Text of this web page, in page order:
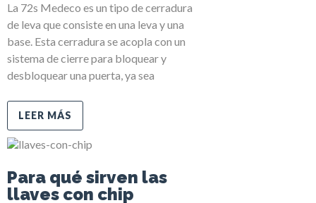
La 72s Medeco es un tipo de cerradura
de leva que consiste en una leva y una
base. Esta cerradura se acopla con un
sistema de cierre para bloquear y
desbloquear una puerta, ya sea
LEER MÁS
Para qué sirven las
llaves con chip